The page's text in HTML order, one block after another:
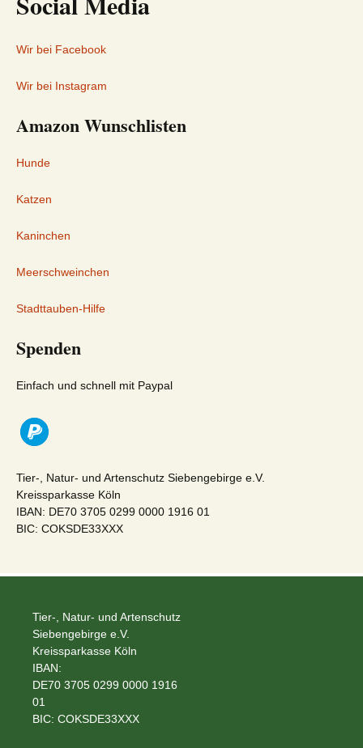
Wir bei Facebook
Wir bei Instagram
Amazon Wunschlisten
Hunde
Katzen
Kaninchen
Meerschweinchen
Stadttauben-Hilfe
Spenden
Einfach und schnell mit Paypal
Tier-, Natur- und Artenschutz Siebengebirge e.V.
Kreissparkasse Köln
IBAN: DE70 3705 0299 0000 1916 01
BIC: COKSDE33XXX
Tier-, Natur- und Artenschutz
Siebengebirge e.V.
Kreissparkasse Köln
IBAN:
DE70 3705 0299 0000 1916
01
BIC: COKSDE33XXX